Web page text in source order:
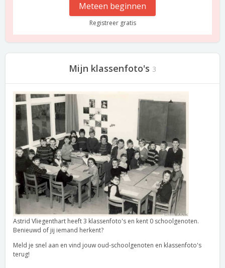
Meteen beginnen
Registreer gratis
Mijn klassenfoto's 3
Astrid Vliegenthart heeft 3 klassenfoto's en kent 0 schoolgenoten.
Benieuwd of jij iemand herkent?
Meld je snel aan en vind jouw oud-schoolgenoten en klassenfoto's
terug!